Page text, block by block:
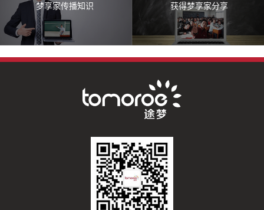
梦享家传播知识 获得梦享家分享